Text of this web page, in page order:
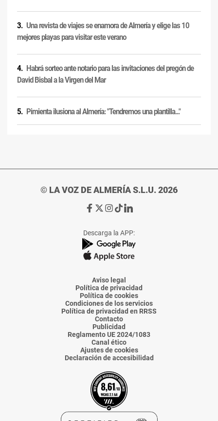
Una revista de viajes se enamora de Almería y elige las 10
mejores playas para visitar este verano
Habrá sorteo ante notario para las invitaciones del pregón de
David Bisbal a la Virgen del Mar
Pimienta ilusiona al Almería: "Tendremos una plantilla..."
© LA VOZ DE ALMERÍA S.L.U. 2026
Ir
de
La
Voz
Almería
Ir
de
La
Voz
Almería
Ir
de
La
Voz
Almería
Ir
de
La
Voz
Almería
Ir
de
La
Voz
Descarga la APP:
Aviso legal
Política de privacidad
Política de cookies
Condiciones de los servicios
Política de privacidad en RRSS
Contacto
Publicidad
Reglamento UE 2024/1083
Canal ético
Ajustes de cookies
Declaración de accesibilidad